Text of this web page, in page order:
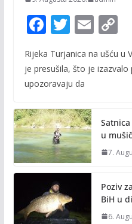
F
e
b
o
k
T
itt
er
E
m
ai
C
p
n
k
Rijeka Turjanica na ušću u
je presušila, što je
upozoravaju da
u
7.
Poziv
BiH u
6.